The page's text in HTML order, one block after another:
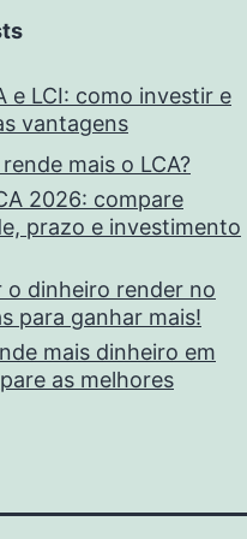
e LCI: como investir e
vantagens
mais o LCA?
2026: compare
prazo e investimento
o dinheiro render no
para ganhar mais!
mais dinheiro em
as melhores